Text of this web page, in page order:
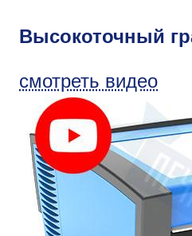
Высокоточный
смотреть видео